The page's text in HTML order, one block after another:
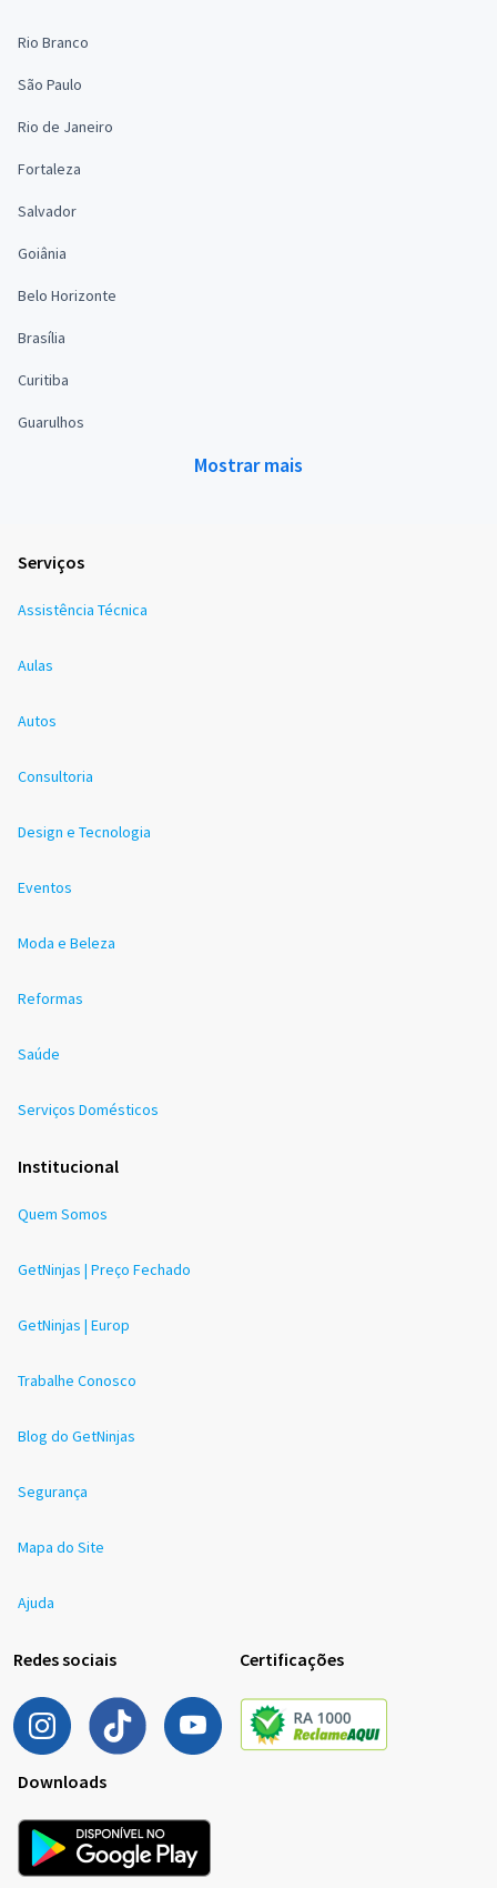
Rio Branco
São Paulo
Rio de Janeiro
Fortaleza
Salvador
Goiânia
Belo Horizonte
Brasília
Curitiba
Guarulhos
Mostrar mais
Serviços
Assistência Técnica
Aulas
Autos
Consultoria
Design e Tecnologia
Eventos
Moda e Beleza
Reformas
Saúde
Serviços Domésticos
Institucional
Quem Somos
GetNinjas | Preço Fechado
GetNinjas | Europ
Trabalhe Conosco
Blog do GetNinjas
Segurança
Mapa do Site
Ajuda
Redes sociais Certificações
Downloads